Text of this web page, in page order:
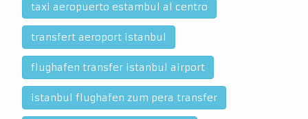
taxi aeropuerto estambul al centro
transfert aeroport istanbul
flughafen transfer istanbul airport
istanbul flughafen zum pera transfer